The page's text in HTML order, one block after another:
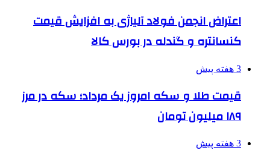
اعتراض انجمن فولاد آلیاژی به افزایش قیمت
کنسانتره و گندله در بورس کالا
3 هفته پیش
قیمت طلا و سکه امروز یک مرداد؛ سکه در مرز
۱۸۹ میلیون تومان
3 هفته پیش